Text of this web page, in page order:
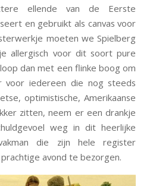
ellende van de Eerste
en gebruikt als canvas voor
moeten we Spielberg
allergisch voor dit soort pure
dan met een flinke boog om
voor iedereen die nog steeds
optimistische, Amerikaanse
zitten, neem er een drankje
weg in dit heerlijke
die zijn hele register
avond te bezorgen.